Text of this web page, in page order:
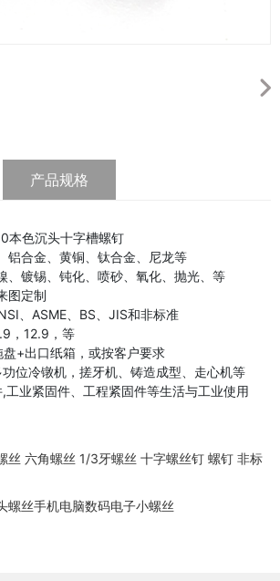
产品规格
本色沉头十字槽螺钉
铝合金、黄铜、钛合金、尼龙等
、镀锡、钝化、喷砂、氧化、抛光、等
图定制
、ASME、BS、JIS和非标准
，12.9，等
+出口纸箱，或按客户要求
位冷镦机，搓牙机、铸造成型、走心机等
工业紧固件、工程紧固件等生活与工业使用
丝 六角螺丝 1/3牙螺丝 十字螺丝钉 螺钉 非标
螺丝手机电脑数码电子小螺丝